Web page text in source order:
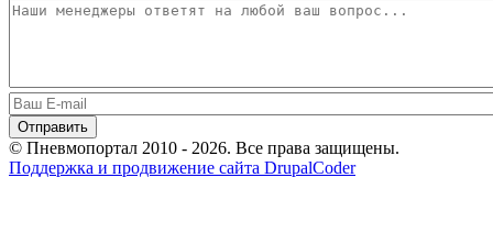
© Пневмопортал 2010 - 2026. Все права защищены.
Поддержка и продвижение сайта DrupalCoder